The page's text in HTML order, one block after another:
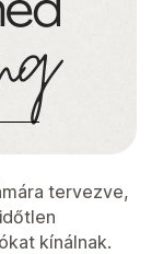
tervezve,
kínálnak.